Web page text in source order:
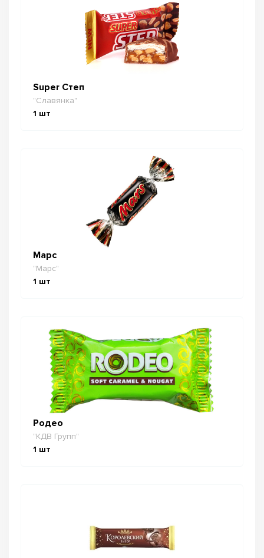
Super Степ
"Славянка"
1 шт
Марс
"Марс"
1 шт
Родео
"КДВ Групп"
1 шт